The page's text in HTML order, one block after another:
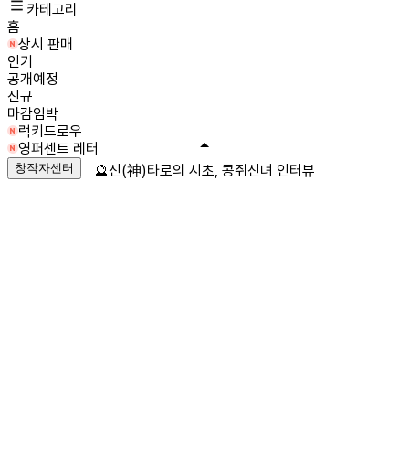
카테고리
홈
상시 판매
인기
공개예정
신규
마감임박
럭키드로우
영퍼센트 레터
창작자센터 🔮신(神)타로의 시초, 콩쥐신녀 인터뷰